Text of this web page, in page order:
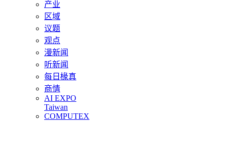
产业
区域
议题
观点
漫新闻
听新闻
每日椽真
商情
AI EXPO
Taiwan
COMPUTEX